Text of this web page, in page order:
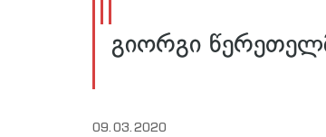
გიორგი
09.03.2020